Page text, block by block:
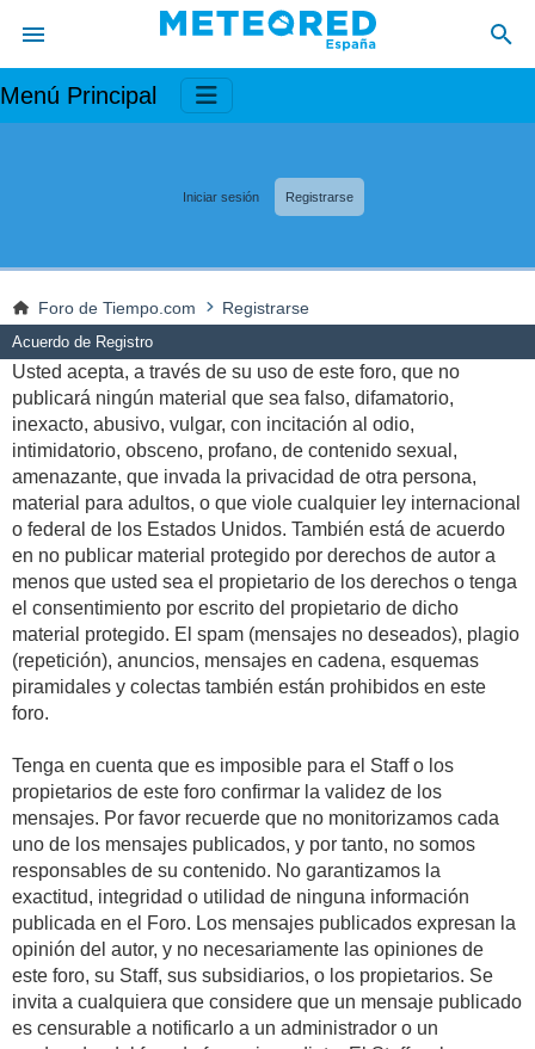
Menú Principal
Iniciar sesión Registrarse
Foro de Tiempo.com Registrarse
Acuerdo de Registro
Usted acepta, a través de su uso de este foro, que no
publicará ningún material que sea falso, difamatorio,
inexacto, abusivo, vulgar, con incitación al odio,
intimidatorio, obsceno, profano, de contenido sexual,
amenazante, que invada la privacidad de otra persona,
material para adultos, o que viole cualquier ley internacional
o federal de los Estados Unidos. También está de acuerdo
en no publicar material protegido por derechos de autor a
menos que usted sea el propietario de los derechos o tenga
el consentimiento por escrito del propietario de dicho
material protegido. El spam (mensajes no deseados), plagio
(repetición), anuncios, mensajes en cadena, esquemas
piramidales y colectas también están prohibidos en este
foro.
Tenga en cuenta que es imposible para el Staff o los
propietarios de este foro confirmar la validez de los
mensajes. Por favor recuerde que no monitorizamos cada
uno de los mensajes publicados, y por tanto, no somos
responsables de su contenido. No garantizamos la
exactitud, integridad o utilidad de ninguna información
publicada en el Foro. Los mensajes publicados expresan la
opinión del autor, y no necesariamente las opiniones de
este foro, su Staff, sus subsidiarios, o los propietarios. Se
invita a cualquiera que considere que un mensaje publicado
es censurable a notificarlo a un administrador o un